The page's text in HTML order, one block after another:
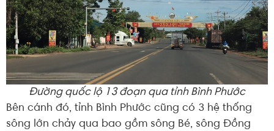
Đường quốc lộ 13 đoạn qua tỉnh Bình Phước
Bên cánh đó, tỉnh Bình Phước cũng có 3 hệ thống
sông lớn chảy qua bao gồm sông Bé, sông Đồng